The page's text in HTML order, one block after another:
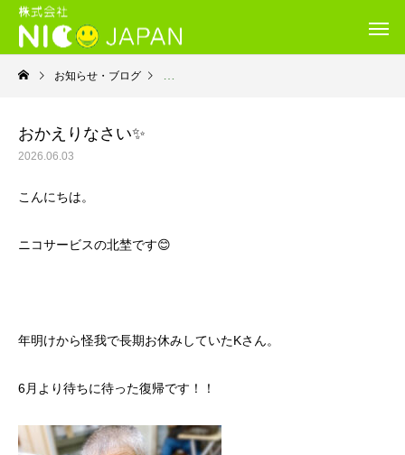
お知らせ・ブログ 就労継続支援B型・ニコサービス
おかえりなさい✨
2026.06.03
こんにちは。
ニコサービスの北埜です😊
年明けから怪我で長期お休みしていたKさん。
6月より待ちに待った復帰です！！